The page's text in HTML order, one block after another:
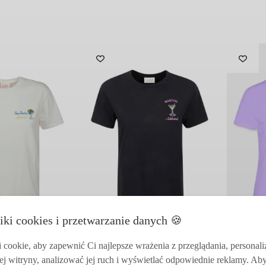
NOWOŚĆ
MC2 SAINT BARTH MC2
cookies i przetwarzanie danych 🍪
aby zapewnić Ci najlepsze wrażenia z przeglądania,
witryny, analizować jej ruch i wyświetlać odpowiednie reklamy.
Odbierz 15%
zakupy i korzystaj